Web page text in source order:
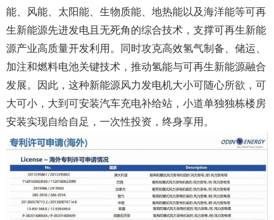
能、风能、太阳能、生物质能、地热能以及海洋能等可再
生新能源先进发电且无死角的综合技术，支撑可再生新能
源产业高质量开发利用。同时攻克高效氢气制备、储运、
加注和燃料电池关键技术，推动氢能与可再生新能源融合
发展。因此，这种新能源风力发电机大小可随心所欲，可
大可小，大到可安装汽车充电补给站，小道单独独栋楼房
安装实现自给自足，一次性投资，终身享用。